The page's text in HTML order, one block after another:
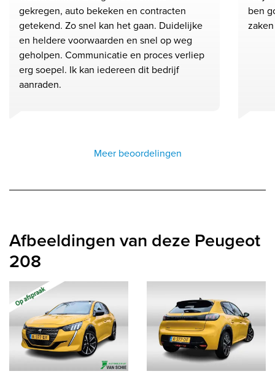
gekregen, auto bekeken en contracten
getekend. Zo snel kan het gaan. Duidelijke
en heldere voorwaarden en snel op weg
geholpen. Communicatie en proces verliep
erg soepel. Ik kan iedereen dit bedrijf
aanraden.
ben
Meer beoordelingen
Afbeeldingen van deze Peugeot
208